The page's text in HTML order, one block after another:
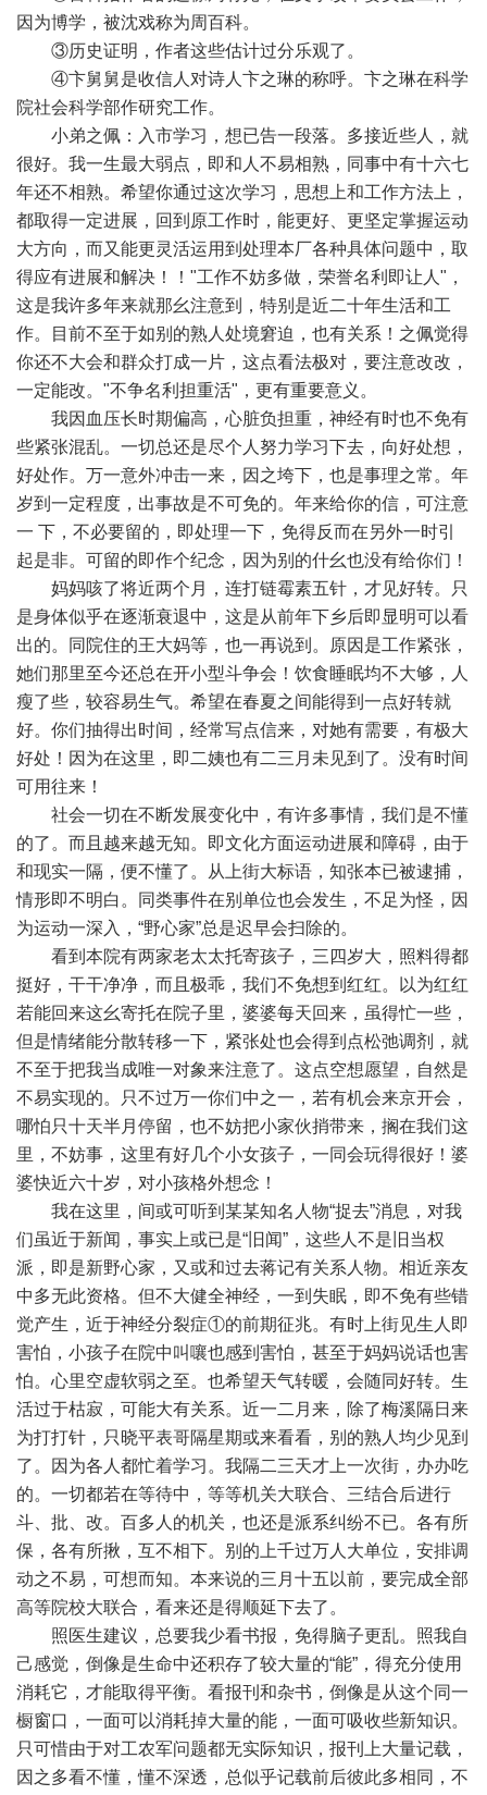
因为博学，被沈戏称为周百科。
③历史证明，作者这些估计过分乐观了。
④卞舅舅是收信人对诗人卞之琳的称呼。卞之琳在科学
院社会科学部作研究工作。
小弟之佩：入市学习，想已告一段落。多接近些人，就
很好。我一生最大弱点，即和人不易相熟，同事中有十六七
年还不相熟。希望你通过这次学习，思想上和工作方法上，
都取得一定进展，回到原工作时，能更好、更坚定掌握运动
大方向，而又能更灵活运用到处理本厂各种具体问题中，取
得应有进展和解决！！"工作不妨多做，荣誉名利即让人"，
这是我许多年来就那幺注意到，特别是近二十年生活和工
作。目前不至于如别的熟人处境窘迫，也有关系！之佩觉得
你还不大会和群众打成一片，这点看法极对，要注意改改，
一定能改。"不争名利担重活"，更有重要意义。
我因血压长时期偏高，心脏负担重，神经有时也不免有
些紧张混乱。一切总还是尽个人努力学习下去，向好处想，
好处作。万一意外冲击一来，因之垮下，也是事理之常。年
岁到一定程度，出事故是不可免的。年来给你的信，可注意
一 下，不必要留的，即处理一下，免得反而在另外一时引
起是非。可留的即作个纪念，因为别的什幺也没有给你们！
妈妈咳了将近两个月，连打链霉素五针，才见好转。只
是身体似乎在逐渐衰退中，这是从前年下乡后即显明可以看
出的。同院住的王大妈等，也一再说到。原因是工作紧张，
她们那里至今还总在开小型斗争会！饮食睡眠均不大够，人
瘦了些，较容易生气。希望在春夏之间能得到一点好转就
好。你们抽得出时间，经常写点信来，对她有需要，有极大
好处！因为在这里，即二姨也有二三月未见到了。没有时间
可用往来！
社会一切在不断发展变化中，有许多事情，我们是不懂
的了。而且越来越无知。即文化方面运动进展和障碍，由于
和现实一隔，便不懂了。从上街大标语，知张本已被逮捕，
情形即不明白。同类事件在别单位也会发生，不足为怪，因
为运动一深入，“野心家”总是迟早会扫除的。
看到本院有两家老太太托寄孩子，三四岁大，照料得都
挺好，干干净净，而且极乖，我们不免想到红红。以为红红
若能回来这幺寄托在院子里，婆婆每天回来，虽得忙一些，
但是情绪能分散转移一下，紧张处也会得到点松弛调剂，就
不至于把我当成唯一对象来注意了。这点空想愿望，自然是
不易实现的。只不过万一你们中之一，若有机会来京开会，
哪怕只十天半月停留，也不妨把小家伙捎带来，搁在我们这
里，不妨事，这里有好几个小女孩子，一同会玩得很好！婆
婆快近六十岁，对小孩格外想念！
我在这里，间或可听到某某知名人物“捉去”消息，对我
们虽近于新闻，事实上或已是“旧闻”，这些人不是旧当权
派，即是新野心家，又或和过去蒋记有关系人物。相近亲友
中多无此资格。但不大健全神经，一到失眠，即不免有些错
觉产生，近于神经分裂症①的前期征兆。有时上街见生人即
害怕，小孩子在院中叫嚷也感到害怕，甚至于妈妈说话也害
怕。心里空虚软弱之至。也希望天气转暖，会随同好转。生
活过于枯寂，可能大有关系。近一二月来，除了梅溪隔日来
为打打针，只晓平表哥隔星期或来看看，别的熟人均少见到
了。因为各人都忙着学习。我隔二三天才上一次街，办办吃
的。一切都若在等待中，等等机关大联合、三结合后进行
斗、批、改。百多人的机关，也还是派系纠纷不已。各有所
保，各有所揪，互不相下。别的上千过万人大单位，安排调
动之不易，可想而知。本来说的三月十五以前，要完成全部
高等院校大联合，看来还是得顺延下去了。
照医生建议，总要我少看书报，免得脑子更乱。照我自
己感觉，倒像是生命中还积存了较大量的“能”，得充分使用
消耗它，才能取得平衡。看报刊和杂书，倒像是从这个同一
橱窗口，一面可以消耗掉大量的能，一面可吸收些新知识。
只可惜由于对工农军问题都无实际知识，报刊上大量记载，
因之多看不懂，懂不深透，总似乎记载前后彼此多相同，不